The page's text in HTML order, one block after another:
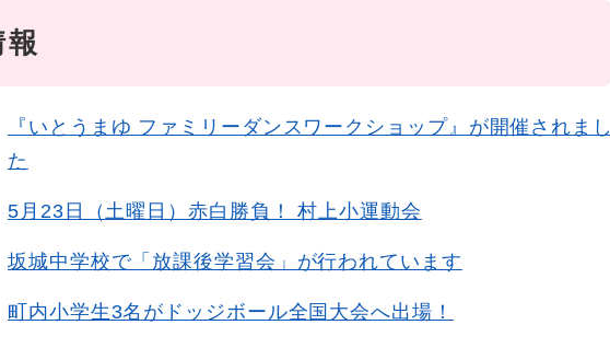
『いとうまゆ ファミリーダンスワークショップ』が開催されまし
た
5月23日（土曜日）赤白勝負！ 村上小運動会
坂城中学校で「放課後学習会」が行われています
町内小学生3名がドッジボール全国大会へ出場！